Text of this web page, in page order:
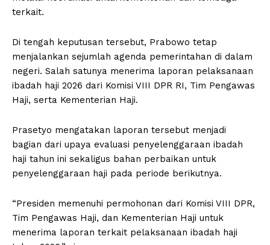
terkait.
Di tengah keputusan tersebut, Prabowo tetap
menjalankan sejumlah agenda pemerintahan di dalam
negeri. Salah satunya menerima laporan pelaksanaan
ibadah haji 2026 dari Komisi VIII DPR RI, Tim Pengawas
Haji, serta Kementerian Haji.
Prasetyo mengatakan laporan tersebut menjadi
bagian dari upaya evaluasi penyelenggaraan ibadah
haji tahun ini sekaligus bahan perbaikan untuk
penyelenggaraan haji pada periode berikutnya.
“Presiden memenuhi permohonan dari Komisi VIII DPR,
Tim Pengawas Haji, dan Kementerian Haji untuk
menerima laporan terkait pelaksanaan ibadah haji